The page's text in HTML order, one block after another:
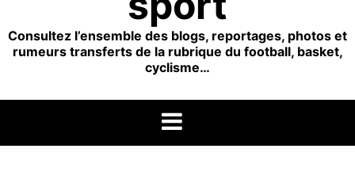
Consultez l’ensemble des blogs, reportages, photos et
rumeurs transferts de la rubrique du football, basket,
cyclisme…